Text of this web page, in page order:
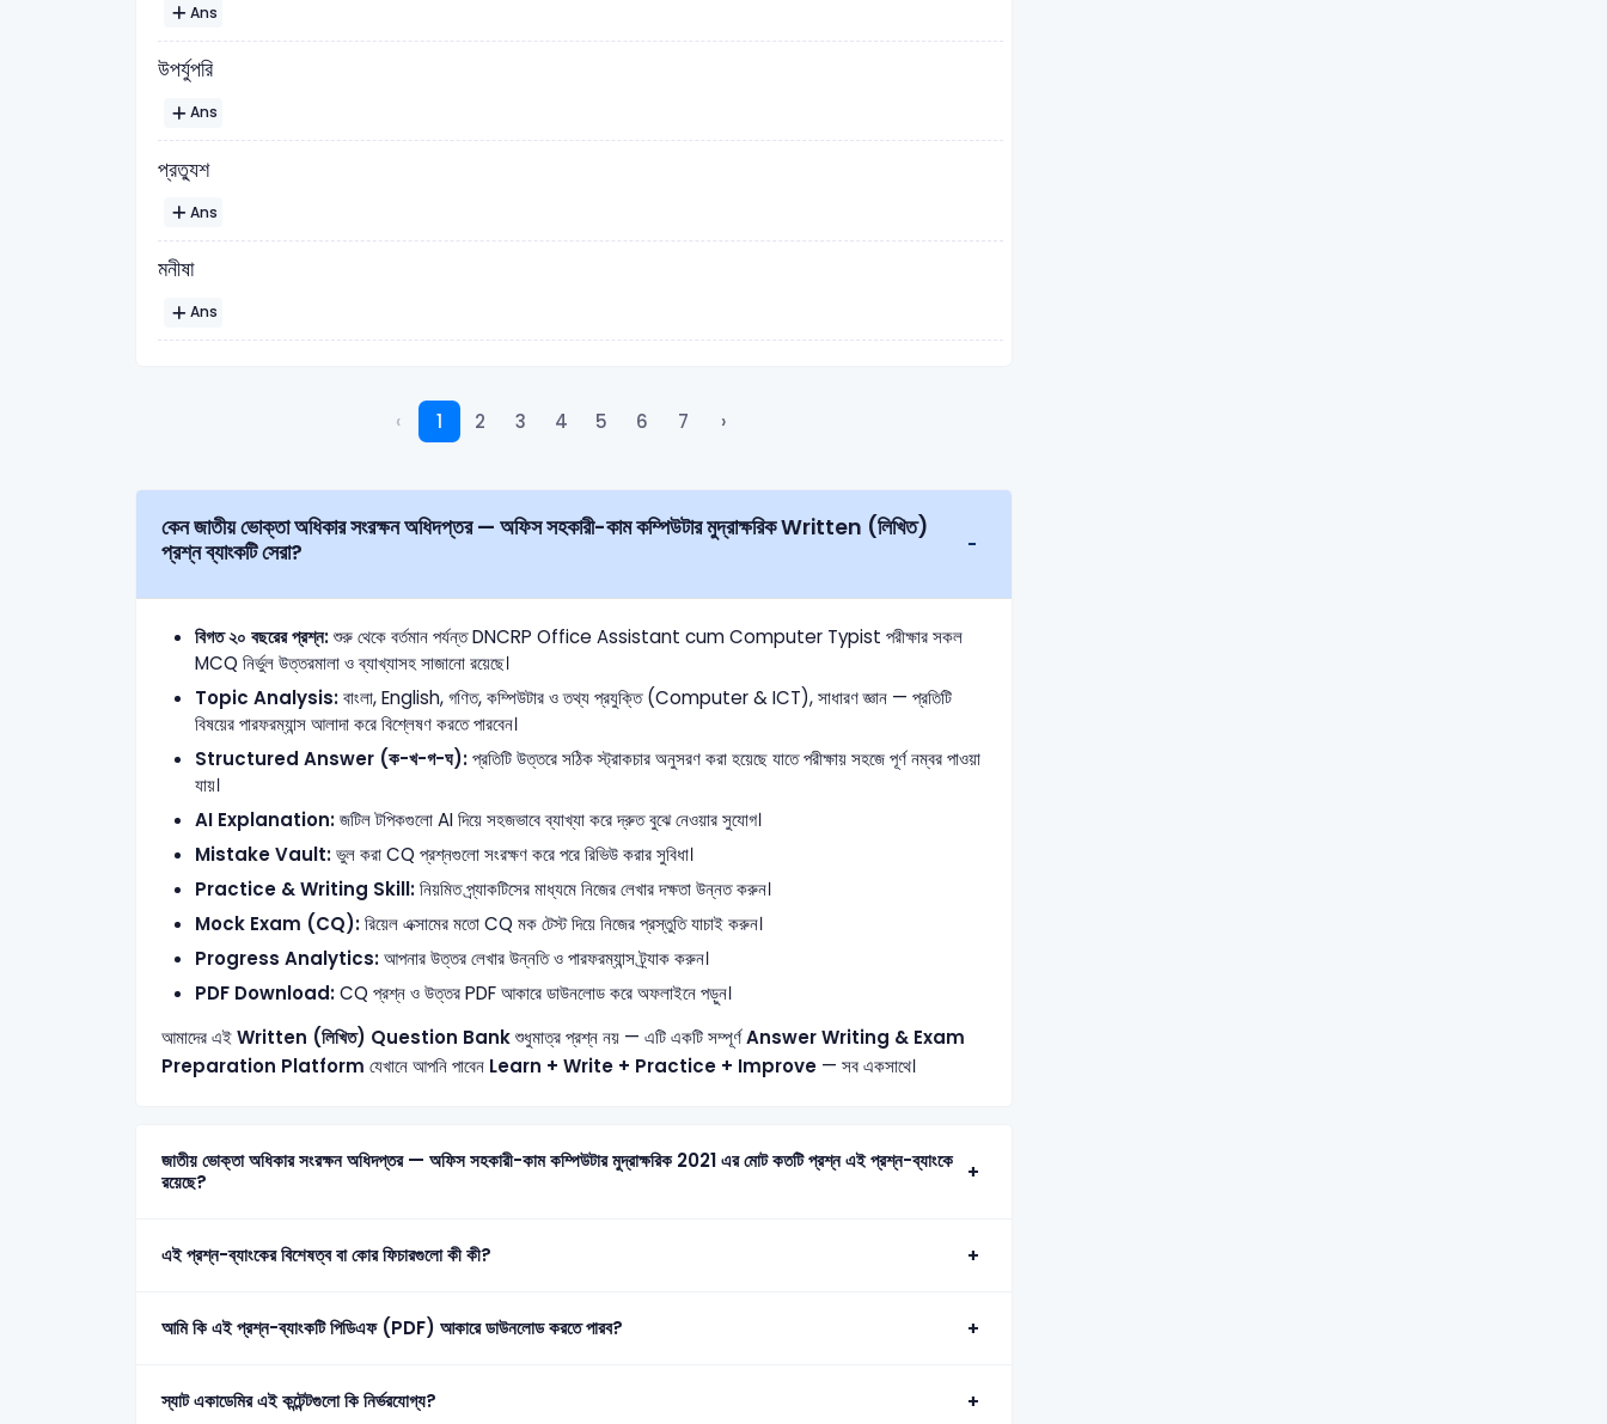
Ans
উপর্যুপরি
Ans
প্রত্যুশ
Ans
মনীষা
Ans
‹ 1 2 3 4 5 6 7 ›
কেন জাতীয় ভোক্তা অধিকার সংরক্ষন অধিদপ্তর — অফিস সহকারী-কাম কম্পিউটার মুদ্রাক্ষরিক Written (লিখিত)
প্রশ্ন ব্যাংকটি সেরা?
বিগত ২০ বছরের প্রশ্ন:শুরু থেকে বর্তমান পর্যন্ত DNCRP Office Assistant cum Computer Typist পরীক্ষার সকল
MCQ নির্ভুল উত্তরমালা ও ব্যাখ্যাসহ সাজানো রয়েছে।
Topic Analysis:বাংলা, English, গণিত, কম্পিউটার ও তথ্য প্রযুক্তি (Computer & ICT), সাধারণ জ্ঞান — প্রতিটি
বিষয়ের পারফরম্যান্স আলাদা করে বিশ্লেষণ করতে পারবেন।
Structured Answer (ক-খ-গ-ঘ):প্রতিটি উত্তরে সঠিক স্ট্রাকচার অনুসরণ করা হয়েছে যাতে পরীক্ষায় সহজে পূর্ণ নম্বর পাওয়া
যায়।
AI Explanation:জটিল টপিকগুলো AI দিয়ে সহজভাবে ব্যাখ্যা করে দ্রুত বুঝে নেওয়ার সুযোগ।
Mistake Vault:ভুল করা CQ প্রশ্নগুলো সংরক্ষণ করে পরে রিভিউ করার সুবিধা।
Practice & Writing Skill:নিয়মিত প্র্যাকটিসের মাধ্যমে নিজের লেখার দক্ষতা উন্নত করুন।
Mock Exam (CQ):রিয়েল এক্সামের মতো CQ মক টেস্ট দিয়ে নিজের প্রস্তুতি যাচাই করুন।
Progress Analytics:আপনার উত্তর লেখার উন্নতি ও পারফরম্যান্স ট্র্যাক করুন।
PDF Download:CQ প্রশ্ন ও উত্তর PDF আকারে ডাউনলোড করে অফলাইনে পড়ুন।
আমাদের এইWritten (লিখিত) Question Bankশুধুমাত্র প্রশ্ন নয় — এটি একটি সম্পূর্ণAnswer Writing & Exam
Preparation Platform যেখানে আপনি পাবেন Learn + Write + Practice + Improve— সব একসাথে।
জাতীয় ভোক্তা অধিকার সংরক্ষন অধিদপ্তর — অফিস সহকারী-কাম কম্পিউটার মুদ্রাক্ষরিক 2021 এর মোট কতটি প্রশ্ন এই প্রশ্ন-ব্যাংকে
রয়েছে?
এই প্রশ্ন-ব্যাংকের বিশেষত্ব বা কোর ফিচারগুলো কী কী?
আমি কি এই প্রশ্ন-ব্যাংকটি পিডিএফ (PDF) আকারে ডাউনলোড করতে পারব?
স্যাট একাডেমির এই কন্টেন্টগুলো কি নির্ভরযোগ্য?